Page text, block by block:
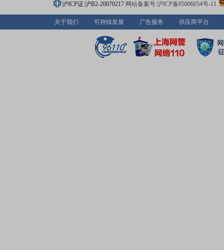
沪ICP证:沪B2-20070217 网站备案号:沪ICP备05006054号-11
关于我们 可持续发展 广告服务 供应商平台